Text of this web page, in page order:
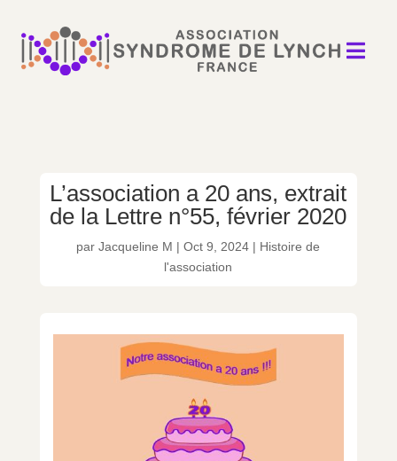

L’association a 20 ans, extrait
de la Lettre n°55, février 2020
parJacqueline M |Oct 9, 2024 | Histoire de
l'association